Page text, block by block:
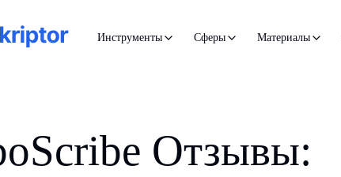
Инструменты Сферы Материалы
Отзывы: